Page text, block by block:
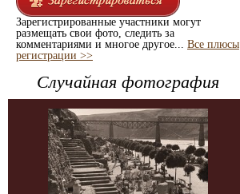
Зарегистрированные участники могут
размещать свои фото, следить за
комментариями и многое другое... Все плюсы
регистрации >>
Случайная фотография